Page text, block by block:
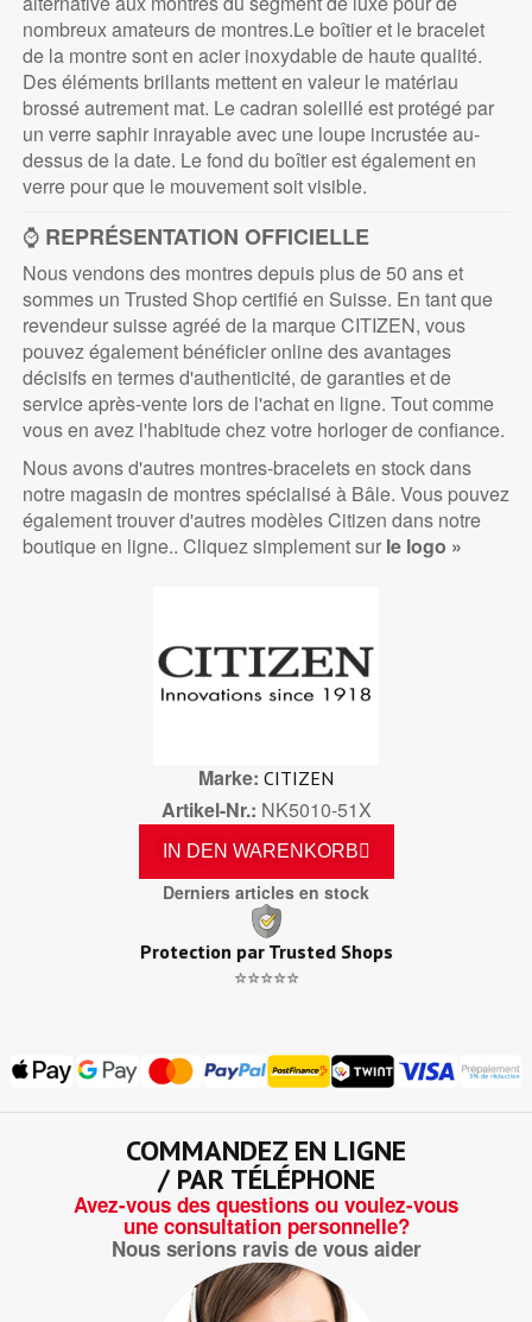
nombreux amateurs de montres.Le boîtier et le bracelet
de la montre sont en acier inoxydable de haute qualité.
Des éléments brillants mettent en valeur le matériau
brossé autrement mat. Le cadran soleillé est protégé par
un verre saphir inrayable avec une loupe incrustée au-
dessus de la date. Le fond du boîtier est également en
verre pour que le mouvement soit visible.
⌚ REPRÉSENTATION OFFICIELLE
Nous vendons des montres depuis plus de 50 ans et
sommes un Trusted Shop certifié en Suisse. En tant que
revendeur suisse agréé de la marque CITIZEN, vous
pouvez également bénéficier online des avantages
décisifs en termes d'authenticité, de garanties et de
service après-vente lors de l'achat en ligne. Tout comme
vous en avez l'habitude chez votre horloger de confiance.
Nous avons d'autres montres-bracelets en stock dans
notre magasin de montres spécialisé à Bâle. Vous pouvez
également trouver d'autres modèles Citizen dans notre
boutique en ligne.. Cliquez simplement sur le logo »
Marke CITIZEN
Artikel-Nr. NK5010-51X
IN DEN WARENKORB
Derniers articles en stock
Protection par Trusted Shops
⭐⭐⭐⭐⭐
COMMANDEZ EN LIGNE
/ PAR TÉLÉPHONE
Avez-vous des questions ou voulez-vous
une consultation personnelle?
Nous serions ravis de vous aider